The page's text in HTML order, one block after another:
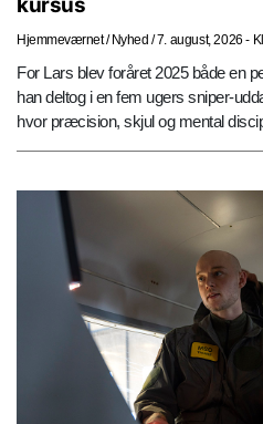
Hjemmeværnet / Nyhed /7. august, 2026 -
For Lars blev foråret 2025 både en
han deltog i en fem ugers sniper-
hvor præcision, skjul og mental